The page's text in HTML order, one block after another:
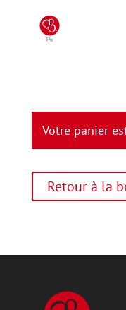
Votre panier
Retour à la